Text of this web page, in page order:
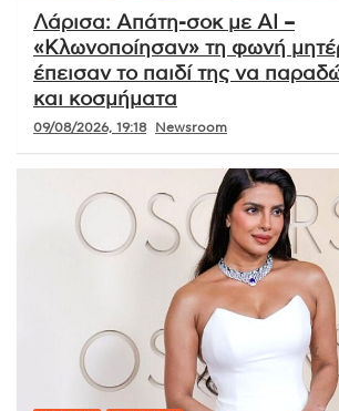
Λάρισα: Απάτη-σοκ με AI –
«Κλωνοποίησαν» τη φωνή
έπεισαν το παιδί της να
και κοσμήματα
09/08/2026, 19:18 Newsroom